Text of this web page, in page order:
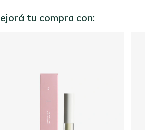
tu compra con: